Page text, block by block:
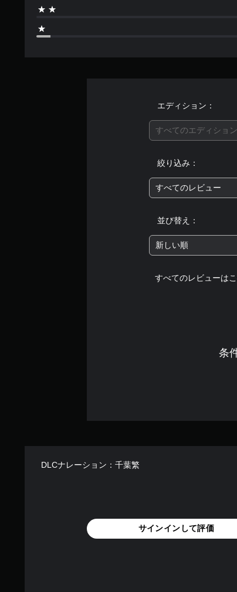
エディション：
すべてのエディション
絞り込み：
すべてのレビュー
並び替え：
新しい順
すべてのレビューは
条
DLCナレーション：千葉繁
サインインして評価